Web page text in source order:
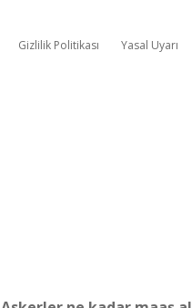
Gizlilik Politikası Yasal Uyarı